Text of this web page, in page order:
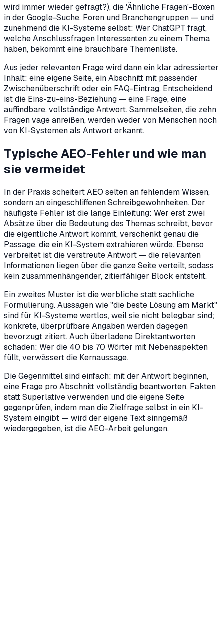
wird immer wieder gefragt?), die 'Ähnliche Fragen'-Boxen
in der Google-Suche, Foren und Branchengruppen — und
zunehmend die KI-Systeme selbst: Wer ChatGPT fragt,
welche Anschlussfragen Interessenten zu einem Thema
haben, bekommt eine brauchbare Themenliste.
Aus jeder relevanten Frage wird dann ein klar adressierter
Inhalt: eine eigene Seite, ein Abschnitt mit passender
Zwischenüberschrift oder ein FAQ-Eintrag. Entscheidend
ist die Eins-zu-eins-Beziehung — eine Frage, eine
auffindbare, vollständige Antwort. Sammelseiten, die zehn
Fragen vage anreißen, werden weder von Menschen noch
von KI-Systemen als Antwort erkannt.
Typische AEO-Fehler und wie man
sie vermeidet
In der Praxis scheitert AEO selten an fehlendem Wissen,
sondern an eingeschliffenen Schreibgewohnheiten. Der
häufigste Fehler ist die lange Einleitung: Wer erst zwei
Absätze über die Bedeutung des Themas schreibt, bevor
die eigentliche Antwort kommt, verschenkt genau die
Passage, die ein KI-System extrahieren würde. Ebenso
verbreitet ist die verstreute Antwort — die relevanten
Informationen liegen über die ganze Seite verteilt, sodass
kein zusammenhängender, zitierfähiger Block entsteht.
Ein zweites Muster ist die werbliche statt sachliche
Formulierung. Aussagen wie "die beste Lösung am Markt"
sind für KI-Systeme wertlos, weil sie nicht belegbar sind;
konkrete, überprüfbare Angaben werden dagegen
bevorzugt zitiert. Auch überladene Direktantworten
schaden: Wer die 40 bis 70 Wörter mit Nebenaspekten
füllt, verwässert die Kernaussage.
Die Gegenmittel sind einfach: mit der Antwort beginnen,
eine Frage pro Abschnitt vollständig beantworten, Fakten
statt Superlative verwenden und die eigene Seite
gegenprüfen, indem man die Zielfrage selbst in ein KI-
System eingibt — wird der eigene Text sinngemäß
wiedergegeben, ist die AEO-Arbeit gelungen.